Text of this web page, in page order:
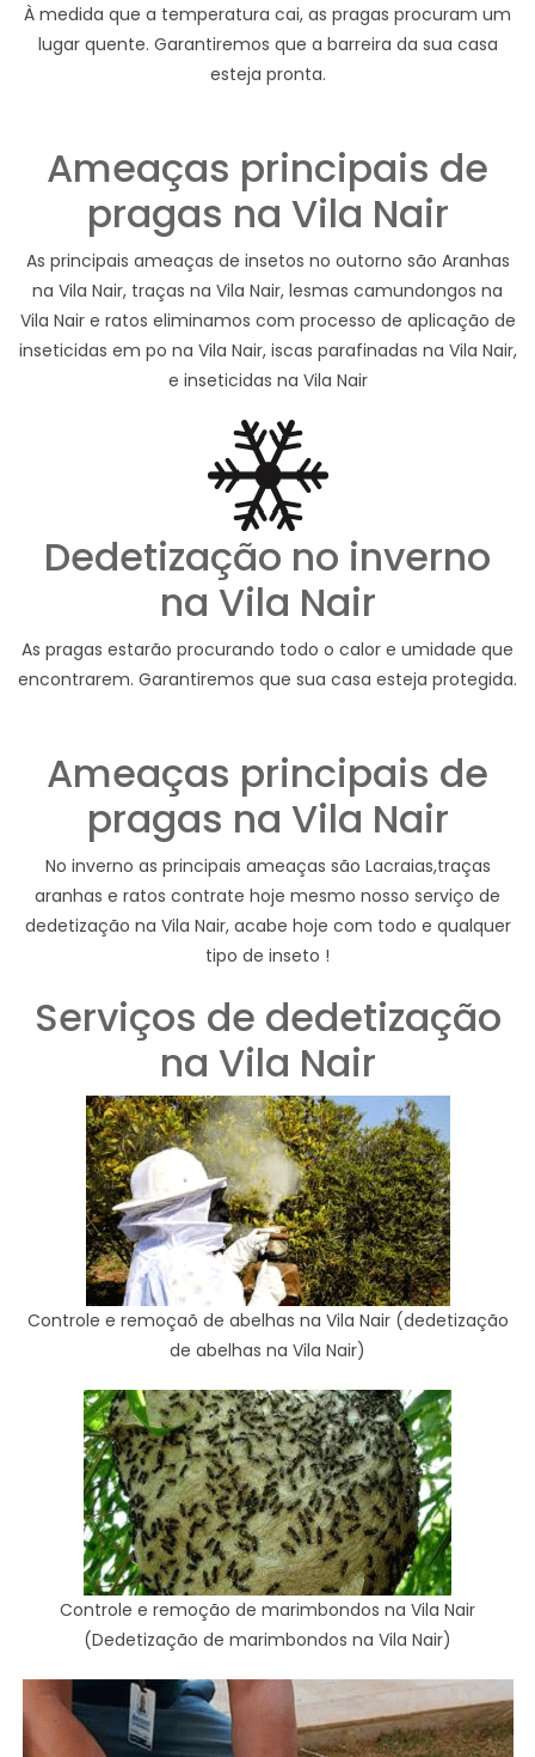
À medida que a temperatura cai, as pragas procuram um
lugar quente. Garantiremos que a barreira da sua casa
esteja pronta.
Ameaças principais de
pragas na Vila Nair
As principais ameaças de insetos no outorno são Aranhas
na Vila Nair, traças na Vila Nair, lesmas camundongos na
Vila Nair e ratos eliminamos com processo de aplicação de
inseticidas em po na Vila Nair, iscas parafinadas na Vila Nair,
e inseticidas na Vila Nair
Dedetização no inverno
na Vila Nair
As pragas estarão procurando todo o calor e umidade que
encontrarem. Garantiremos que sua casa esteja protegida.
Ameaças principais de
pragas na Vila Nair
No inverno as principais ameaças são Lacraias,traças
aranhas e ratos contrate hoje mesmo nosso serviço de
dedetização na Vila Nair, acabe hoje com todo e qualquer
tipo de inseto !
Serviços de dedetização
na Vila Nair
Controle e remoçaõ de abelhas na Vila Nair (dedetização
de abelhas na Vila Nair)
Controle e remoção de marimbondos na Vila Nair
(Dedetização de marimbondos na Vila Nair)